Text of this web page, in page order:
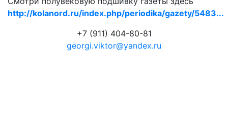
http://kolanord.ru/index.php/periodika/gazety/5483...
+7 (911) 404-80-81
georgi.viktor@yandex.ru